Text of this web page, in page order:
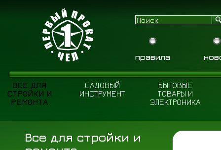
правила
ВСЕ ДЛЯ
СТРОЙКИ И
РЕМОНТА
САДОВЫЙ
ИНСТРУМЕНТ
БЫТОВЫЕ
ТОВАРЫ И
ЭЛЕКТРОНИКА
Все для стройки и